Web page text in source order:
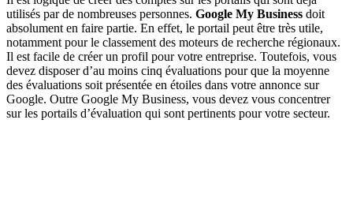
utilisés par de nombreuses personnes. Google My Business doit
absolument en faire partie. En effet, le portail peut être très utile,
notamment pour le classement des moteurs de recherche régionaux.
Il est facile de créer un profil pour votre entreprise. Toutefois, vous
devez disposer d’au moins cinq évaluations pour que la moyenne
des évaluations soit présentée en étoiles dans votre annonce sur
Google. Outre Google My Business, vous devez vous concentrer
sur les portails d’évaluation qui sont pertinents pour votre secteur.